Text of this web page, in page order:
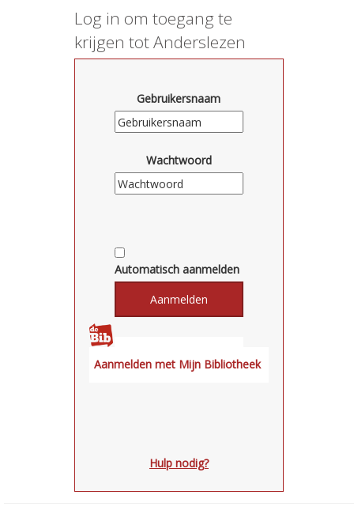
Log in om toegang te
krijgen tot Anderslezen
Gebruikersnaam
Wachtwoord
Automatisch aanmelden
Hulp nodig?